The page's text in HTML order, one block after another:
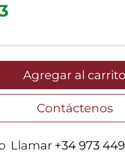
Agregar al carrito
Contáctenos
Llamar +34 973 449